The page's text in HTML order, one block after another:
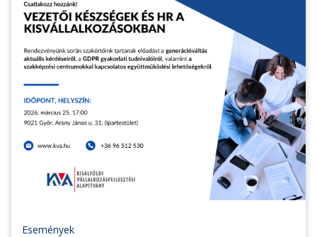
Események